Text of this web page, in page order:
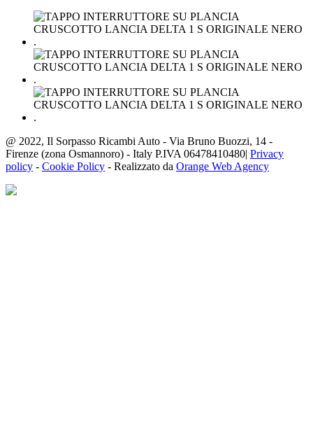
@ 2022, Il Sorpasso Ricambi Auto - Via Bruno Buozzi, 14 -
Firenze (zona Osmannoro) - Italy P.IVA 06478410480| Privacy
policy - Cookie Policy - Realizzato da Orange Web Agency